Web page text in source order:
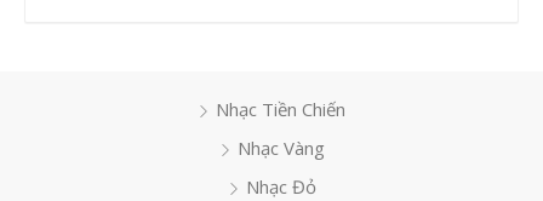
Nhạc Tiền Chiến
Nhạc Vàng
Nhạc Đỏ